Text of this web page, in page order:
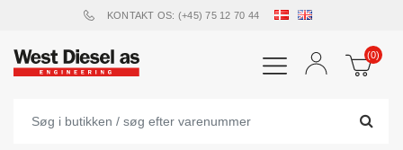
KONTAKT OS: (+45) 75 12 70 44
(0)